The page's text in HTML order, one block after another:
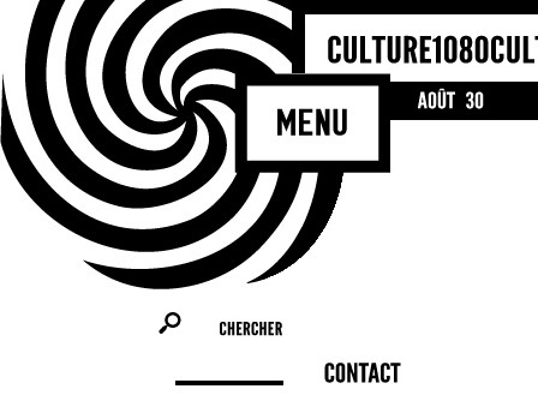
Bienvenue
Molenbeek-
les activités
commune,